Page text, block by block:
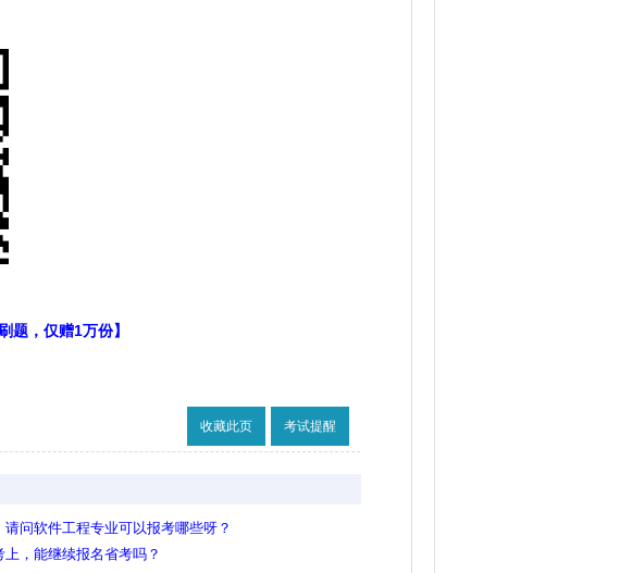
题，仅赠1万份】
收藏此页 考试提醒
请问软件工程专业可以报考哪些呀？
上，能继续报名省考吗？